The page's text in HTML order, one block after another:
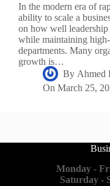
In the modern era of
ability to scale a
on how well leadership
while maintaining
departments. Many
growth is…
By Ahmed
On March 25,
Monday -
Saturday -